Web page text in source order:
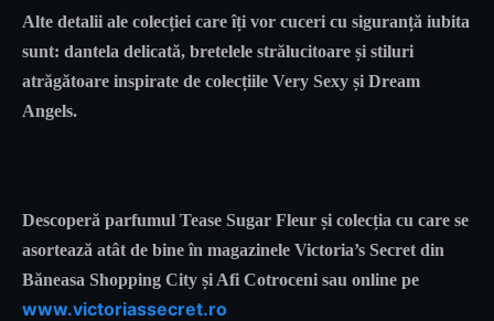
Alte detalii ale colecției care îți vor cuceri cu siguranță iubita
sunt: dantela delicată, bretelele strălucitoare și stiluri
atrăgătoare inspirate de colecțiile Very Sexy și Dream
Angels.
Descoperă parfumul Tease Sugar Fleur și colecția cu care se
asortează atât de bine în magazinele Victoria’s Secret din
Băneasa Shopping City și Afi Cotroceni sau online pe
www.victoriassecret.ro